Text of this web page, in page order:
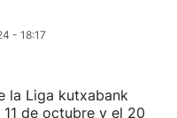
- 18:17
la Liga kutxabank
de octubre y el 20